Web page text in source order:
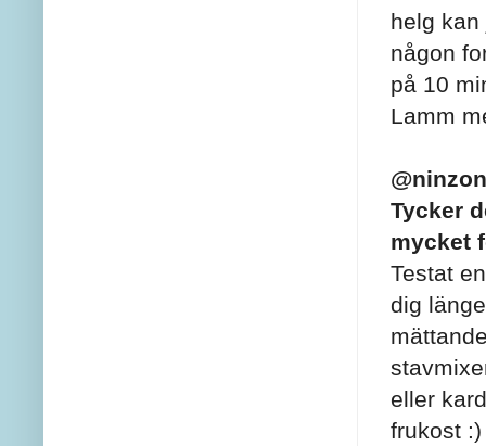
helg
någon
på 10
Lamm
@ninzon
Tycker
mycket
Testat
dig
eller
frukost :)